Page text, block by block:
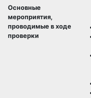
Основные
мероприятия,
проводимые в ходе
проверки